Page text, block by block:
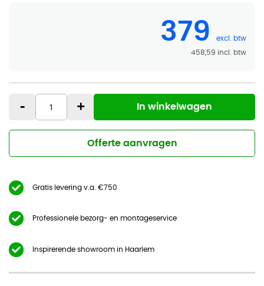
379
458,59
- + In winkelwagen
Offerte aanvragen
Gratis levering v.a. €750
Professionele bezorg- en montageservice
Inspirerende showroom in Haarlem